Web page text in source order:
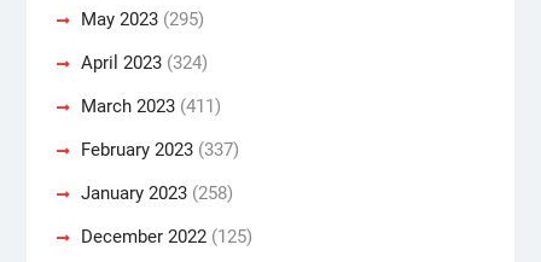
May 2023(295)
April 2023(324)
March 2023(411)
February 2023(337)
January 2023(258)
December 2022(125)